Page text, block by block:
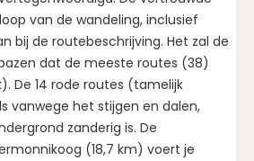
van de wandeling, inclusief
bij de routebeschrijving. Het zal de
dat de meeste routes (38)
De 14 rode routes (tamelijk
vanwege het stijgen en dalen,
zanderig is. De
(18,7 km) voert je